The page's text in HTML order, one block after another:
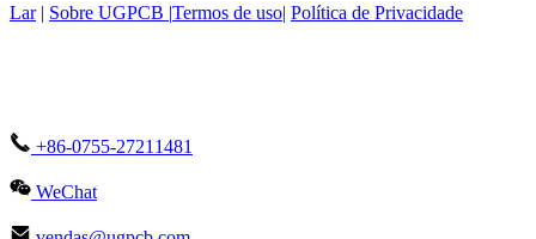
Lar | Sobre UGPCB |Termos de uso| Política de Privacidade
+86-0755-27211481
WeChat